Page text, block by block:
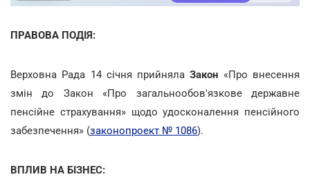
ПРАВОВА ПОДІЯ:
Верховна Рада 14 січня прийнялаЗакон «Про внесення
змін до Закон «Про загальнообов'язкове державне
пенсійне страхування» щодо удосконалення пенсійного
забезпечення» (законопроект № 1086).
ВПЛИВ НА БІЗНЕС: